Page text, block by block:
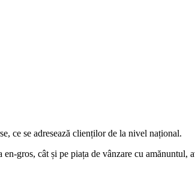
ce se adresează clienților de la nivel național.
en-gros, cât și pe piața de vânzare cu